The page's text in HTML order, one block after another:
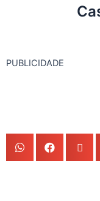
PUBLICIDADE